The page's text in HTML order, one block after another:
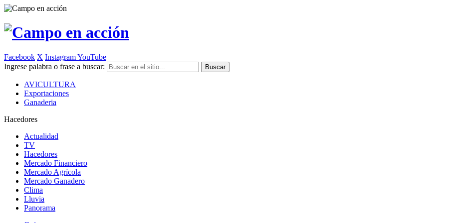
Facebook X InstagramYouTube
Ingrese palabra o frase a buscar:
AVICULTURA
Exportaciones
Ganaderia
Hacedores
Actualidad
TV
Hacedores
Mercado Financiero
Mercado Agrícola
Mercado Ganadero
Clima
Lluvia
Panorama